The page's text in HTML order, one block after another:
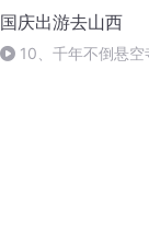
国庆出游去山西
10、千年不倒悬空